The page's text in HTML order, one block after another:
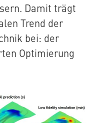
Damit trägt
Trend der
bei: der
Optimierung